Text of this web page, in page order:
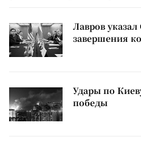
Лавров
завершения
Удары по
победы